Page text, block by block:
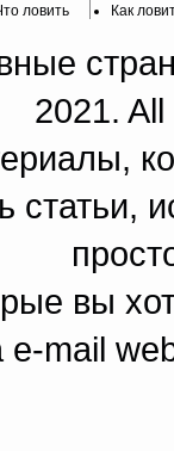
ловить Как
2021.
вы
e-mail